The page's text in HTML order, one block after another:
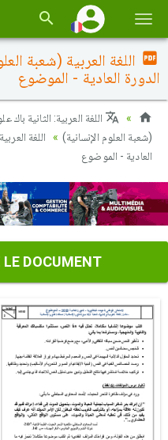
la
الدورة العادية - الموضوع
اللغة العربية: الثانية باك
(شعبة العلوم الإنسانية)
العادية - الموضوع
DOCUMENT